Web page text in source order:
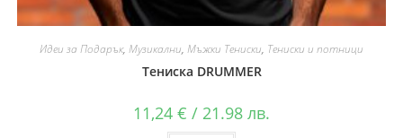
Идеи за Подарък, Музикални, Мъжки Тениски, Тениски и потници
Тениска DRUMMER
11,24 € / 21.98 лв.